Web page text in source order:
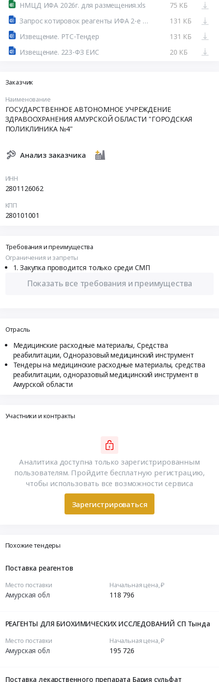
НМЦД ИФА 2026г. для размещения.xls
75 КБ
Запрос котировок реагенты ИФА 2-е полугодие 2026г.docx
131 КБ
Извещение. РТС-Тендер
131 КБ
Извещение. 223-ФЗ ЕИС
20 КБ
Заказчик
Наименование
ГОСУДАРСТВЕННОЕ АВТОНОМНОЕ УЧРЕЖДЕНИЕ
ЗДРАВООХРАНЕНИЯ АМУРСКОЙ ОБЛАСТИ "ГОРОДСКАЯ
ПОЛИКЛИНИКА №4"
Анализ заказчика
ИНН
2801126062
КПП
280101001
Требования и преимущества
Ограничения и запреты
Закупка проводится только среди СМП
Показать все требования и преимущества
Отрасль
Медицинские расходные материалы, Средства
реабилитации, Одноразовый медицинский инструмент
Тендеры на медицинские расходные материалы, средства
реабилитации, одноразовый медицинский инструмент в
Амурской области
Участники и контракты
Аналитика доступна только зарегистрированным
пользователям. Пройдите бесплатную регистрацию,
чтобы использовать все возможности сервиса
Зарегистрироваться
Похожие тендеры
Поставка реагентов
Место поставки
Амурская обл
Начальная цена, ₽
118 796
РЕАГЕНТЫ ДЛЯ БИОХИМИЧЕСКИХ ИССЛЕДОВАНИЙ СП Тында
Место поставки
Амурская обл
Начальная цена, ₽
195 726
Поставка лекарственного препарата Бария сульфат